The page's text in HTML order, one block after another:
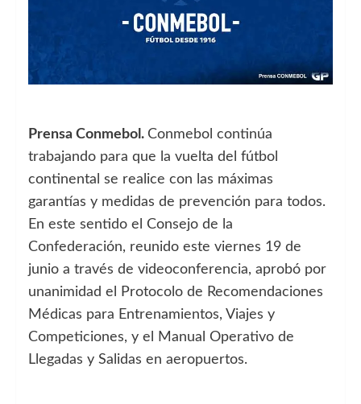
Prensa Conmebol. Conmebol continúa
trabajando para que la vuelta del fútbol
continental se realice con las máximas
garantías y medidas de prevención para todos.
En este sentido el Consejo de la
Confederación, reunido este viernes 19 de
junio a través de videoconferencia, aprobó por
unanimidad el Protocolo de Recomendaciones
Médicas para Entrenamientos, Viajes y
Competiciones, y el Manual Operativo de
Llegadas y Salidas en aeropuertos.